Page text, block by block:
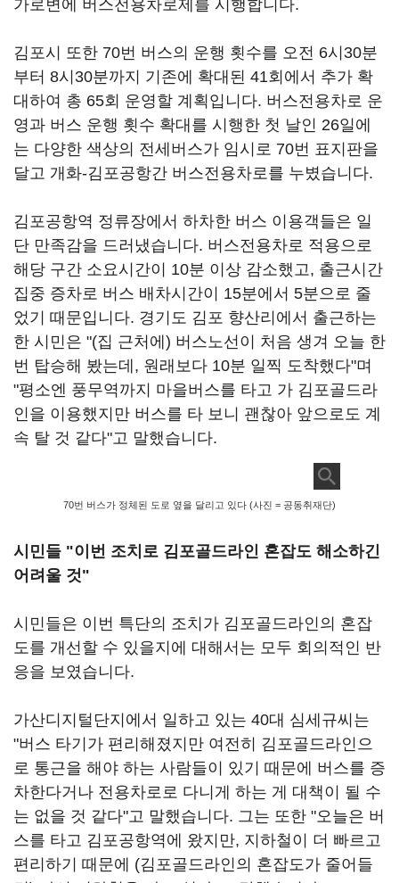
가로변에 버스전용차로제를 시행합니다.
김포시 또한 70번 버스의 운행 횟수를 오전 6시30분
부터 8시30분까지 기존에 확대된 41회에서 추가 확
대하여 총 65회 운영할 계획입니다. 버스전용차로 운
영과 버스 운행 횟수 확대를 시행한 첫 날인 26일에
는 다양한 색상의 전세버스가 임시로 70번 표지판을
달고 개화-김포공항간 버스전용차로를 누볐습니다.
김포공항역 정류장에서 하차한 버스 이용객들은 일
단 만족감을 드러냈습니다. 버스전용차로 적용으로
해당 구간 소요시간이 10분 이상 감소했고, 출근시간
집중 증차로 버스 배차시간이 15분에서 5분으로 줄
었기 때문입니다. 경기도 김포 향산리에서 출근하는
한 시민은 "(집 근처에) 버스노선이 처음 생겨 오늘 한
번 탑승해 봤는데, 원래보다 10분 일찍 도착했다"며
"평소엔 풍무역까지 마을버스를 타고 가 김포골드라
인을 이용했지만 버스를 타 보니 괜찮아 앞으로도 계
속 탈 것 같다"고 말했습니다.
70번 버스가 정체된 도로 옆을 달리고 있다 (사진 = 공동취재단)
시민들 "이번 조치로 김포골드라인 혼잡도 해소하긴
어려울 것"
시민들은 이번 특단의 조치가 김포골드라인의 혼잡
도를 개선할 수 있을지에 대해서는 모두 회의적인 반
응을 보였습니다.
가산디지털단지에서 일하고 있는 40대 심세규씨는
"버스 타기가 편리해졌지만 여전히 김포골드라인으
로 통근을 해야 하는 사람들이 있기 때문에 버스를 증
차한다거나 전용차로로 다니게 하는 게 대책이 될 수
는 없을 것 같다"고 말했습니다. 그는 또한 "오늘은 버
스를 타고 김포공항역에 왔지만, 지하철이 더 빠르고
편리하기 때문에 (김포골드라인의 혼잡도가 줄어들